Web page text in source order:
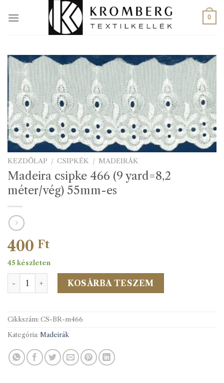
0
KEZDŐLAP / CSIPKÉK / MADEIRÁK
Madeira csipke 466 (9 yard=8,2
méter/vég) 55mm-es
400 Ft
45 készleten
Madeira csipke 466 (9 yard=8,2 méter/vég) 55mm-es
KOSÁRBA TESZEM
Cikkszám: CS-BR-m466
Kategória: Madeirák